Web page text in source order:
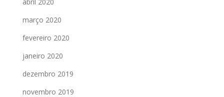
março 2020
fevereiro 2020
janeiro 2020
dezembro 2019
novembro 2019